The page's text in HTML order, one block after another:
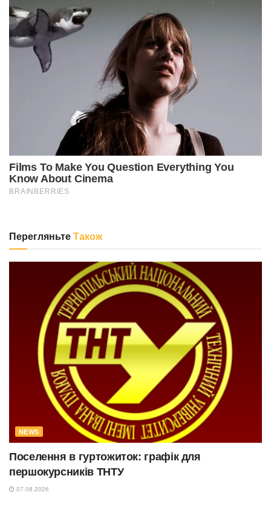
ПерегляньтеТакож
NEWS
Поселення в гуртожиток: графік для
першокурсників ТНТУ
07.08.2026